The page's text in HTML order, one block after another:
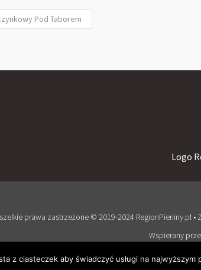
Pod Taborem
Logo
prawa zastrzeżone © 2019-2024 RegionPieniny.pl •
Wspierany
z ciasteczek aby świadczyć usługi na